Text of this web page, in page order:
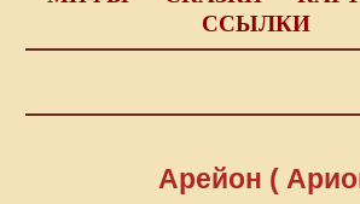
ССЫЛКИ
Арейон (